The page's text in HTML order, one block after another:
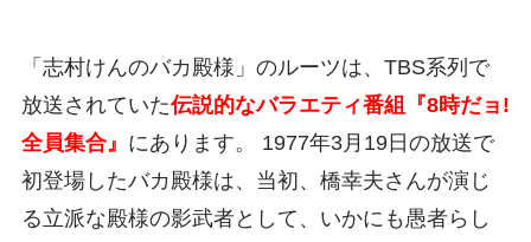
「志村けんのバカ殿様」のルーツは、TBS系列で
放送されていた伝説的なバラエティ番組『8時だョ!
全員集合』 にあります。 1977年3月19日の放送で
初登場したバカ殿様は、当初、橋幸夫さんが演じ
る立派な殿様の影武者として、いかにも愚者らし